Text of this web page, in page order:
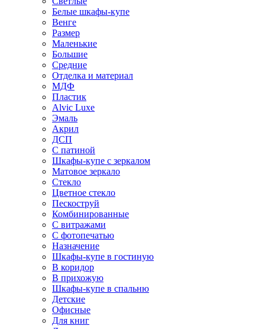
Белые шкафы-купе
Венге
Размер
Маленькие
Большие
Средние
Отделка и материал
МДФ
Пластик
Alvic Luxe
Эмаль
Акрил
ДСП
С патиной
Шкафы-купе с зеркалом
Матовое зеркало
Стекло
Цветное стекло
Пескоструй
Комбинированные
С витражами
С фотопечатью
Назначение
Шкафы-купе в гостиную
В коридор
В прихожую
Шкафы-купе в спальню
Детские
Офисные
Для книг